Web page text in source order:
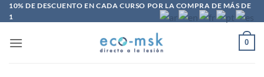
Saltar
al
10% DE DESCUENTO EN CADA CURSO POR LA COMPRA DE MÁS DE
1
0